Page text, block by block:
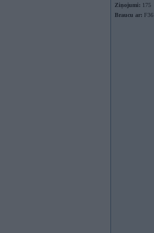
Ziņojumi: 175
Braucu ar: F36